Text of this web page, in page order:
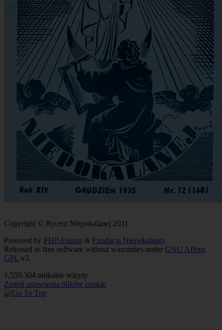
Copyright © Rycerz Niepokalanej 2011
Powered by PHP-Fusion & Fundacja Niepokalanej.
Released as free software without warranties under GNU Affero
GPL v3.
1,559,304 unikalne wizyty
Zmień ustawienia plików cookie